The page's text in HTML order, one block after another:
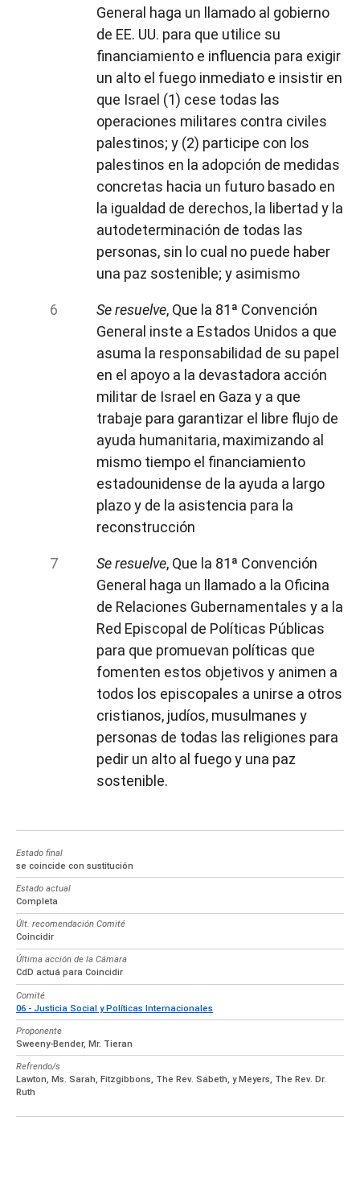
General haga un llamado al gobierno
de EE. UU. para que utilice su
financiamiento e influencia para exigir
un alto el fuego inmediato e insistir en
que Israel (1) cese todas las
operaciones militares contra civiles
palestinos; y (2) participe con los
palestinos en la adopción de medidas
concretas hacia un futuro basado en
la igualdad de derechos, la libertad y la
autodeterminación de todas las
personas, sin lo cual no puede haber
una paz sostenible; y asimismo
Se resuelve, Que la 81ª Convención
General inste a Estados Unidos a que
asuma la responsabilidad de su papel
en el apoyo a la devastadora acción
militar de Israel en Gaza y a que
trabaje para garantizar el libre flujo de
ayuda humanitaria, maximizando al
mismo tiempo el financiamiento
estadounidense de la ayuda a largo
plazo y de la asistencia para la
reconstrucción
Se resuelve, Que la 81ª Convención
General haga un llamado a la Oficina
de Relaciones Gubernamentales y a la
Red Episcopal de Políticas Públicas
para que promuevan políticas que
fomenten estos objetivos y animen a
todos los episcopales a unirse a otros
cristianos, judíos, musulmanes y
personas de todas las religiones para
pedir un alto al fuego y una paz
sostenible.
Estado final
se coincide con sustitución
Estado actual
Completa
Últ. recomendación Comité
Coincidir
Última acción de la Cámara
CdD actuá para Coincidir
Comité
06 - Justicia Social y Políticas Internacionales
Proponente
Sweeny-Bender, Mr. Tieran
Refrendo/s
Lawton, Ms. Sarah, Fitzgibbons, The Rev. Sabeth, y Meyers, The Rev. Dr.
Ruth